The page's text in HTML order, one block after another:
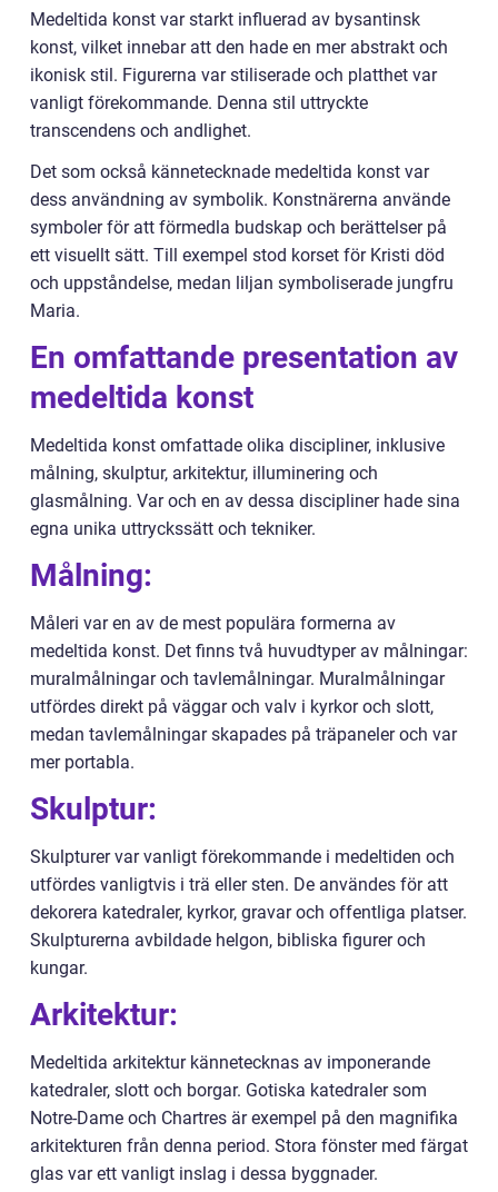
Medeltida konst var starkt influerad av bysantinsk
konst, vilket innebar att den hade en mer abstrakt och
ikonisk stil. Figurerna var stiliserade och platthet var
vanligt förekommande. Denna stil uttryckte
transcendens och andlighet.
Det som också kännetecknade medeltida konst var
dess användning av symbolik. Konstnärerna använde
symboler för att förmedla budskap och berättelser på
ett visuellt sätt. Till exempel stod korset för Kristi död
och uppståndelse, medan liljan symboliserade jungfru
Maria.
En omfattande presentation av
medeltida konst
Medeltida konst omfattade olika discipliner, inklusive
målning, skulptur, arkitektur, illuminering och
glasmålning. Var och en av dessa discipliner hade sina
egna unika uttryckssätt och tekniker.
Målning:
Måleri var en av de mest populära formerna av
medeltida konst. Det finns två huvudtyper av målningar:
muralmålningar och tavlemålningar. Muralmålningar
utfördes direkt på väggar och valv i kyrkor och slott,
medan tavlemålningar skapades på träpaneler och var
mer portabla.
Skulptur:
Skulpturer var vanligt förekommande i medeltiden och
utfördes vanligtvis i trä eller sten. De användes för att
dekorera katedraler, kyrkor, gravar och offentliga platser.
Skulpturerna avbildade helgon, bibliska figurer och
kungar.
Arkitektur:
Medeltida arkitektur kännetecknas av imponerande
katedraler, slott och borgar. Gotiska katedraler som
Notre-Dame och Chartres är exempel på den magnifika
arkitekturen från denna period. Stora fönster med färgat
glas var ett vanligt inslag i dessa byggnader.